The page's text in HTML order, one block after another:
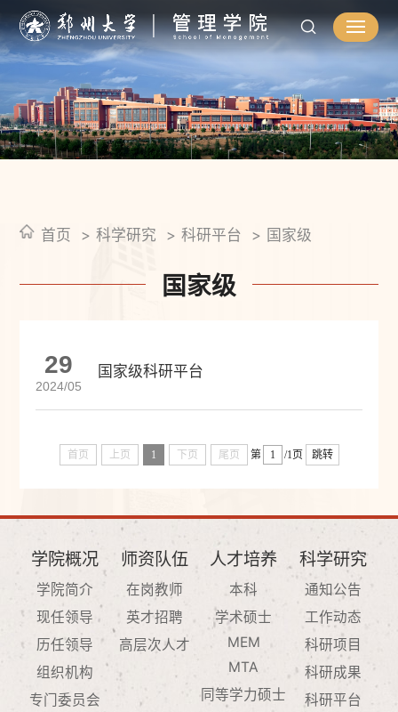
首页 科学研究 科研平台 国家级
国家级
29
2024/05
国家级科研平台
首页 上页 1 下页 尾页 第 /1页 跳转
学院概况
学院简介
现任领导
历任领导
组织机构
专门委员会
师资队伍
在岗教师
英才招聘
高层次人才
人才培养
本科
学术硕士
MEM
MTA
同等学力硕士
科学研究
通知公告
工作动态
科研项目
科研成果
科研平台